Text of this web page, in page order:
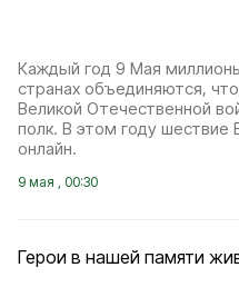
Каждый год 9 Мая
странах объединяются,
Великой Отечественной
полк. В этом году шествие
онлайн.
9 мая , 00:30
Герои в нашей памяти